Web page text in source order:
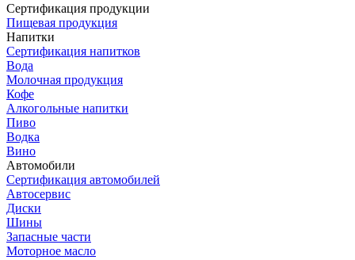
Сертификация продукции
Пищевая продукция
Напитки
Сертификация напитков
Вода
Молочная продукция
Кофе
Алкогольные напитки
Пиво
Водка
Вино
Автомобили
Сертификация автомобилей
Автосервис
Диски
Шины
Запасные части
Моторное масло